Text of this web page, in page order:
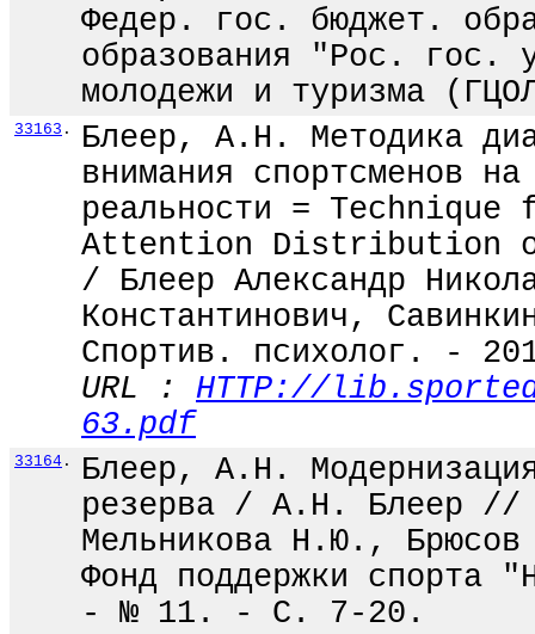
Федер. гос. бюджет.
образования "Рос. гос.
молодежи и туризма
33163 .
Блеер, А.Н. Методика
внимания спортсменов
реальности =
Attention Distribution
/ Блеер Александр
Константинович,
Спортив. психолог. -
URL : HTTP://
63.pdf
33164 .
Блеер, А.Н.
резерва / А.Н. Блеер
Мельникова Н.Ю.,
Фонд поддержки спорта
- № 11. - С. 7-20.